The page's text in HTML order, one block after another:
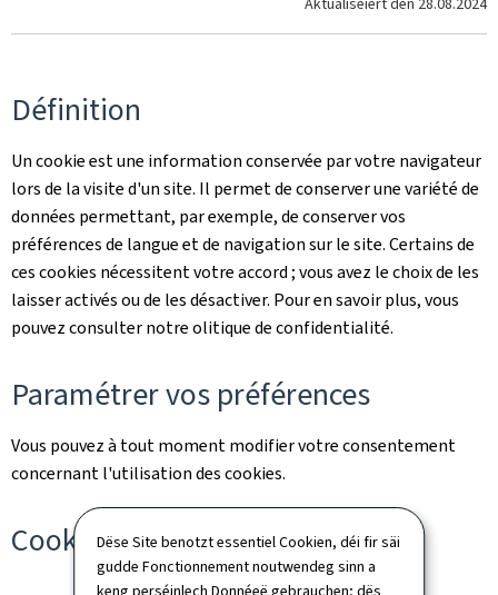
Dëse Site benotzt essentiel Cookien, déi fir säi
gudde Fonctionnement noutwendeg sinn a
Définition
Un cookie est une information conservée par votre navigateur
lors de la visite d'un site. Il permet de conserver une variété de
données permettant, par exemple, de conserver vos
préférences de langue et de navigation sur le site. Certains de
ces cookies nécessitent votre accord ; vous avez le choix de les
laisser activés ou de les désactiver. Pour en savoir plus, vous
pouvez consulter notre olitique de confidentialité.
Paramétrer vos préférences
Vous pouvez à tout moment modifier votre consentement
concernant l'utilisation des cookies.
Cookies techniques